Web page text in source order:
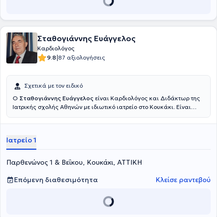
Σταθογιάννης Ευάγγελος
Καρδιολόγος
9.8|87 αξιολογήσεις
Σχετικά με τον ειδικό
Ο Σταθογιάννης Ευάγγελος είναι Καρδιολόγος και Διδάκτωρ της
Ιατρικής σχολής Αθηνών με ιδιωτικό ιατρείο στο Κουκάκι. Είναι
Πανεπιστημίου Αθηνών. Ακολούθως, ειδικεύτηκε στην Παθολογία
στην Καρδιολογία στο HARVARD MGH Hospital της Βοστώνης των
ΗΠΑ. Διαθέτει πολυετή εμπειρία στην Καρδιολογία, έχοντας
εργαστεί στο Αμερικανικό νοσοκομείο της Μον Βελγίου αλλά και ως
Διευθυντής της Καρδιολογικής Κλινικής του 251 ΓΝΑ και, στη
συνέχεια, Διευθυντής του νοσοκομείου. Τέλος, δημιούργησε το
Δημοτικό Πολυϊατρείο του δήμου Παπάγου και αναβάθμισε το
Ιατρείο 1
Παρθενώνος 1 & Βεΐκου, Κουκάκι, ΑΤΤΙΚΗ
Επόμενη διαθεσιμότητα
Κλείσε ραντεβού